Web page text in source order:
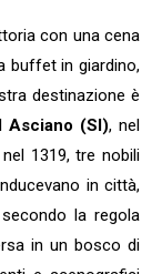
con una cena
buffet in giardino,
destinazione è
Asciano (SI), nel
nel 1319, tre nobili
in città,
la regola
in un bosco di